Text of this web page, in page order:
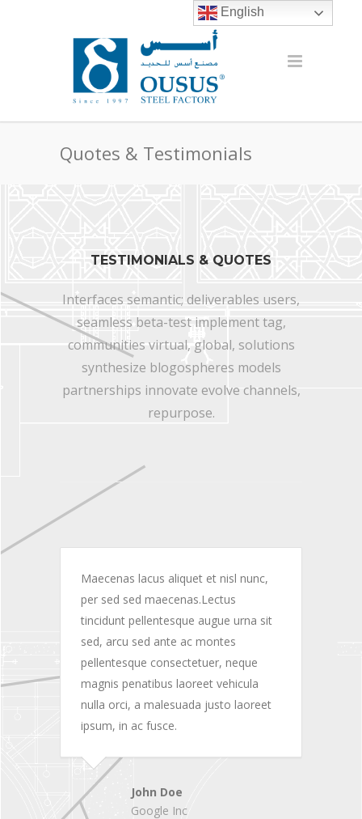
Quotes & Testimonials
TESTIMONIALS & QUOTES
Interfaces semantic; deliverables users,
seamless beta-test implement tag,
communities virtual, global, solutions
synthesize blogospheres models
partnerships innovate evolve channels,
repurpose.
Maecenas lacus aliquet et nisl nunc,
per sed sed maecenas.Lectus
tincidunt pellentesque augue urna sit
sed, arcu sed ante ac montes
pellentesque consectetuer, neque
magnis penatibus laoreet vehicula
nulla orci, a malesuada justo laoreet
ipsum, in ac fusce.
John Doe
Google Inc
English